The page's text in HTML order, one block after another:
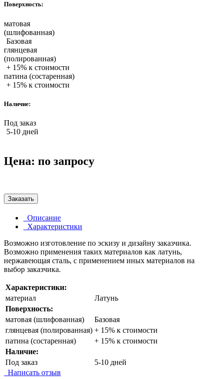
Поверхность:
матовая
(шлифованная)
Базовая
глянцевая
(полированная)
+ 15% к стоимости
патина (состаренная)
+ 15% к стоимости
Наличие:
Под заказ
5-10 дней
Цена: по запросу
Заказать
Описание
Характеристики
Возможно изготовление по эскизу и дизайну заказчика.
Возможно применения таких материалов как латунь,
нержавеющая сталь, с применением иных материалов на
выбор заказчика.
Характеристики:
материал
Латунь
Поверхность:
матовая (шлифованная)
Базовая
глянцевая (полированная) + 15% к стоимости
патина (состаренная)
+ 15% к стоимости
Наличие:
Под заказ
5-10 дней
Написать отзыв